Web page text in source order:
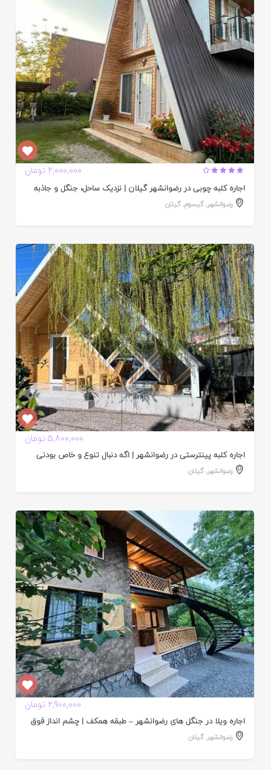
2,000,000 تومان
اجاره کلبه چوبی در رضوانشهر گیلان | نزدیک ساحل، جنگل و جاذبه
رضوانشهر,گیسوم,گیلان
5,800,000 تومان
اجاره کلبه پینترستی در رضوانشهر | اگه دنبال تنوع و خاص بودنی
رضوانشهر,گیلان
2,900,000 تومان
اجاره ویلا در جنگل های رضوانشهر – طبقه همکف | چشم انداز فوق
رضوانشهر,گیلان